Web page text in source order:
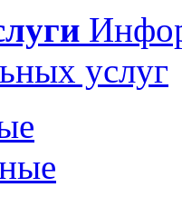
услуг